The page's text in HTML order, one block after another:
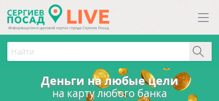
Деньги на любые цели
на карту любого банка